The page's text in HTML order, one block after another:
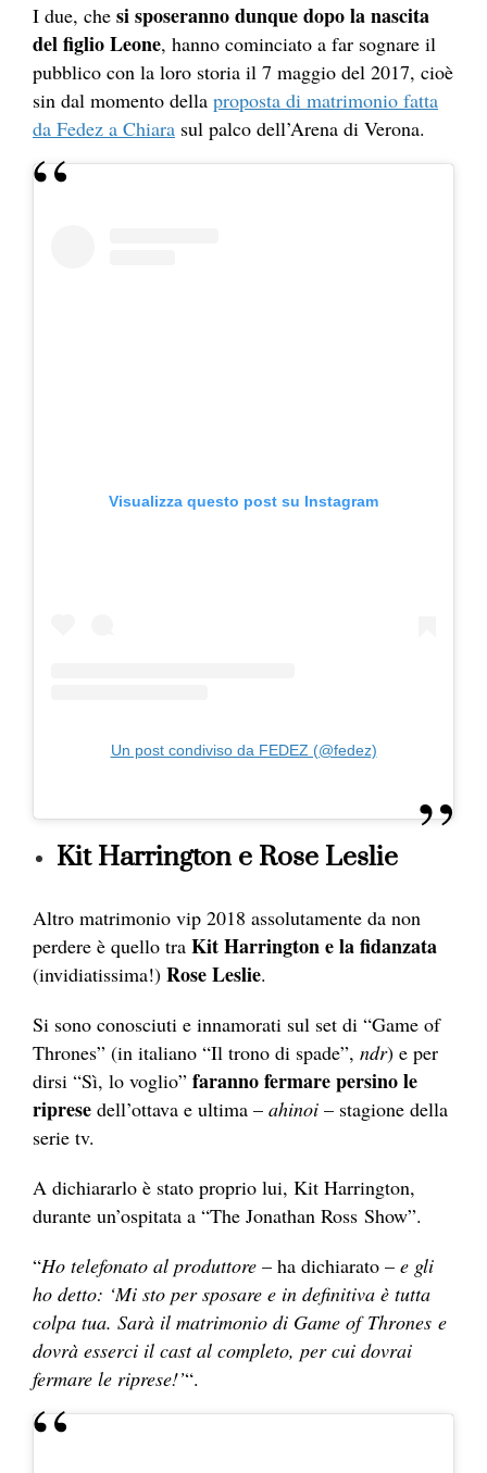
I due, che si sposeranno dunque dopo la nascita
del figlio Leone, hanno cominciato a far sognare il
pubblico con la loro storia il 7 maggio del 2017, cioè
sin dal momento della proposta di matrimonio fatta
da Fedez a Chiara sul palco dell’Arena di Verona.
Visualizza questo post su Instagram
Un post condiviso da FEDEZ (@fedez)
Kit Harrington e Rose Leslie
Altro matrimonio vip 2018 assolutamente da non
perdere è quello tra Kit Harrington e la fidanzata
(invidiatissima!) Rose Leslie.
Si sono conosciuti e innamorati sul set di “Game of
Thrones” (in italiano “Il trono di spade”, ndr) e per
dirsi “Sì, lo voglio” faranno fermare persino le
riprese dell’ottava e ultima – ahinoi – stagione della
serie tv.
A dichiararlo è stato proprio lui, Kit Harrington,
durante un’ospitata a “The Jonathan Ross Show”.
“Ho telefonato al produttore – ha dichiarato – e gli
ho detto: ‘Mi sto per sposare e in definitiva è tutta
colpa tua. Sarà il matrimonio di Game of Thrones e
dovrà esserci il cast al completo, per cui dovrai
fermare le riprese!’“.